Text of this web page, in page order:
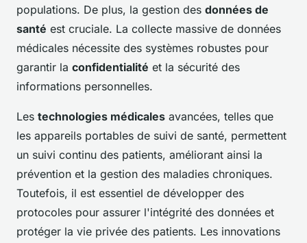
populations. De plus, la gestion des données de
santé est cruciale. La collecte massive de données
médicales nécessite des systèmes robustes pour
garantir la confidentialité et la sécurité des
informations personnelles.
Les technologies médicales avancées, telles que
les appareils portables de suivi de santé, permettent
un suivi continu des patients, améliorant ainsi la
prévention et la gestion des maladies chroniques.
Toutefois, il est essentiel de développer des
protocoles pour assurer l'intégrité des données et
protéger la vie privée des patients. Les innovations